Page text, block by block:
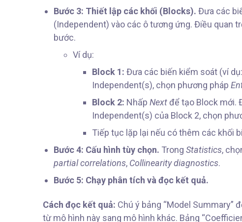
Bước 3: Thiết lập các khối (Blocks). Đưa các
(Independent) vào các ô tương ứng. Điều quan
bước.
Ví dụ:
Block 1: Đưa các biến kiểm soát (ví
Independent(s), chọn phương pháp
Block 2: Nhấp Nextđể tạo Block mới.
Independent(s) của Block 2, chọn
Tiếp tục lặp lại nếu có thêm các khối
Bước 4: Cấu hình tùy chọn. Trong Statistics,
partial correlations, Collinearity diagnostics.
Bước 5: Chạy phân tích và đọc kết quả.
Cách đọc kết quả: Chú ý bảng “Model Summary”
từ mô hình này sang mô hình khác. Bảng